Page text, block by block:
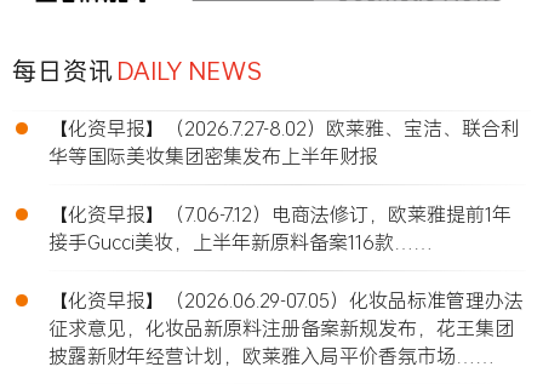
每日资讯DAILY NEWS
•
【化资早报】（2026.7.27-8.02）欧莱雅、宝洁、联合利
华等国际美妆集团密集发布上半年财报
•
【化资早报】（7.06-7.12）电商法修订，欧莱雅提前1年
接手Gucci美妆，上半年新原料备案116款……
•
【化资早报】（2026.06.29-07.05）化妆品标准管理办法
征求意见，化妆品新原料注册备案新规发布，花王集团
披露新财年经营计划，欧莱雅入局平价香氛市场……